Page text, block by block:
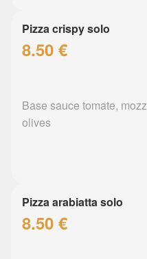
Pizza crispy solo
8.50 €
Base sauce tomate,
olives
Pizza arabiatta solo
8.50 €